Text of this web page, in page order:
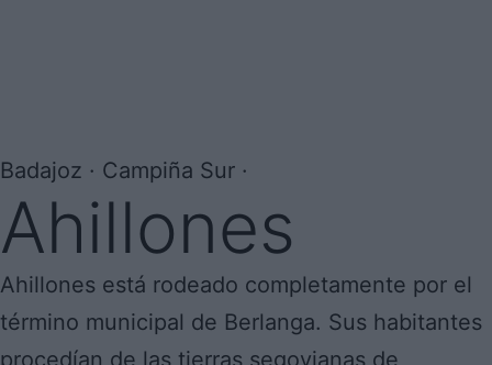
Badajoz · Campiña Sur ·
Ahillones
Ahillones está rodeado completamente por el
término municipal de Berlanga. Sus habitantes
procedían de las tierras segovianas de